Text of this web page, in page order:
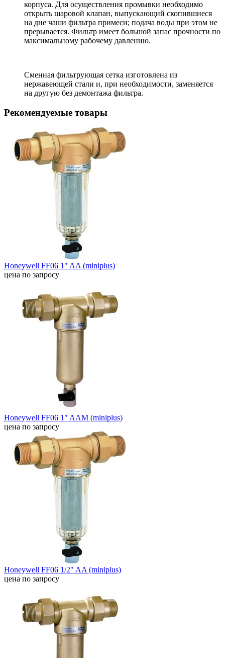
корпуса. Для осуществления промывки необходимо
открыть шаровой клапан, выпускающий скопившиеся
на дне чаши фильтра примеси; подача воды при этом не
прерывается. Фильтр имеет большой запас прочности по
максимальному рабочему давлению.
Сменная фильтрующая сетка изготовлена из
нержавеющей стали и, при необходимости, заменяется
на другую без демонтажа фильтра.
Рекомендуемые товары
Honeywell FF06 1" AA (miniplus)
цена по запросу
Honeywell FF06 1" AAM (miniplus)
цена по запросу
Honeywell FF06 1/2" AA (miniplus)
цена по запросу